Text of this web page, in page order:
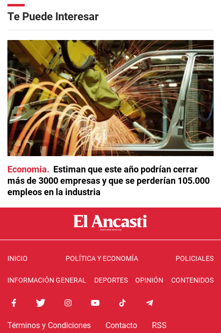
Te Puede Interesar
Economia
Estiman que este año podrían cerrar
más de 3000 empresas y que se perderían 105.000
empleos en la industria
INICIO POLÍTICA Y ECONOMÍA POLICIALES
INFORMACIÓN GENERAL DEPORTES OPINIÓN CONTENIDOS
Términos y Condiciones Contacto RSS